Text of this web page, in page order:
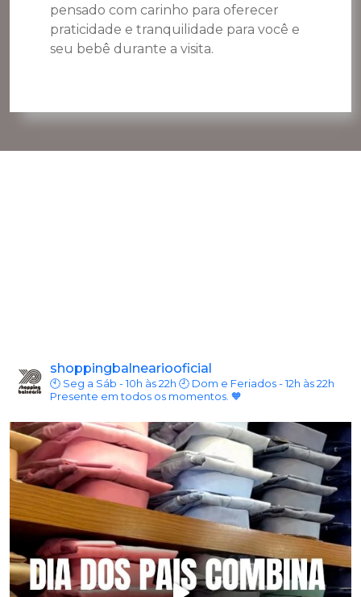
pensado com carinho para oferecer
praticidade e tranquilidade para você e
seu bebê durante a visita.
shoppingbalneariooficial
🕙 Seg a Sáb - 10h às 22h 🕘 Dom e Feriados - 12h às 22h
Presente em todos os momentos. 🧡